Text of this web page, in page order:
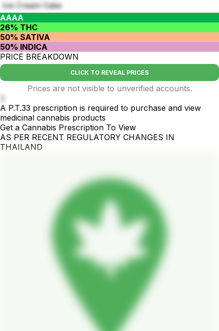
Ice Cream Cake
AAAA
26% THC
50% SATIVA
50% INDICA
PRICE BREAKDOWN
CLICK TO REVEAL PRICES
Prices are not visible to unverified accounts.
A P.T.33 prescription is required to purchase and view
medicinal cannabis products
Get a Cannabis Prescription To View
AS PER RECENT REGULATORY CHANGES IN
THAILAND